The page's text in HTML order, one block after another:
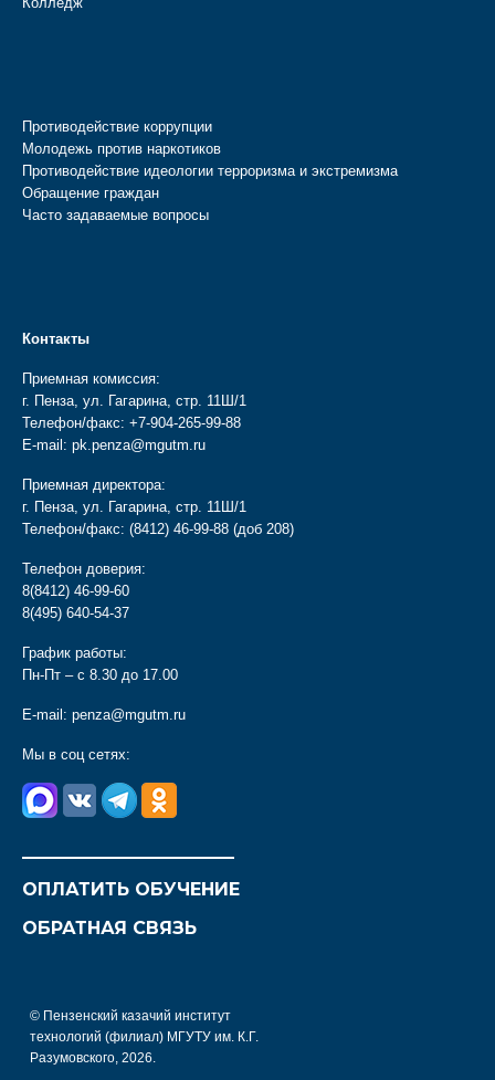
Противодействие коррупции
Молодежь против наркотиков
Противодействие идеологии терроризма и экстремизма
Обращение граждан
Часто задаваемые вопросы
Контакты
Приемная комиссия:
г. Пенза, ул. Гагарина, стр. 11Ш/1
Телефон/факс: +7-904-265-99-88
E-mail: pk.penza@mgutm.ru
Приемная директора:
г. Пенза, ул. Гагарина, стр. 11Ш/1
Телефон/факс: (8412) 46-99-88 (доб 208)
Телефон доверия:
8(8412) 46-99-60
8(495) 640-54-37
График работы:
Пн-Пт – с 8.30 до 17.00
E-mail: penza@mgutm.ru
Мы в соц сетях:
ОПЛАТИТЬ ОБУЧЕНИЕ
ОБРАТНАЯ СВЯЗЬ
© Пензенский казачий институт
технологий (филиал) МГУТУ им. К.Г.
Разумовского, 2026.